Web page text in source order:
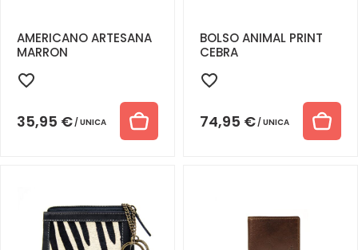
AMERICANO ARTESANA
MARRON
35,95 € UNICA
BOLSO ANIMAL PRINT
CEBRA
74,95 € UNICA